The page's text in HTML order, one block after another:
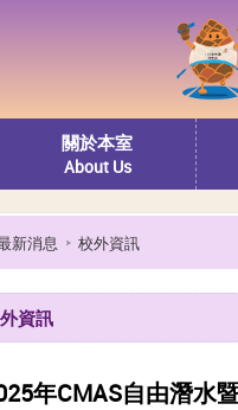
關於本室
About Us
新消息 校外資訊
資訊
年CMAS自由潛